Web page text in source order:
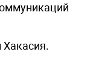
Хакасия.